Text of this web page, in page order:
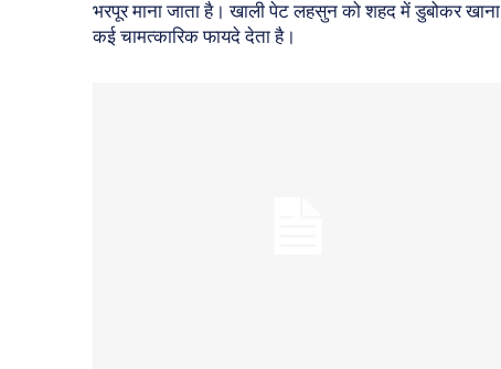
भरपूर माना जाता है। खाली पेट लहसुन को शहद में डुबोकर खाना
कई चामत्कारिक फायदे देता है।